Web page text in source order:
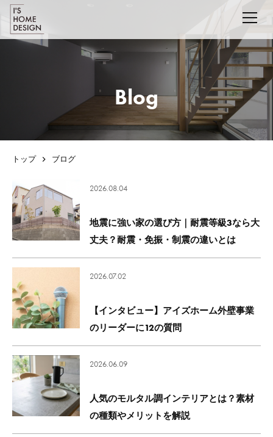
Blog
トップ ブログ
2026.08.04
地震に強い家の選び方｜耐震等級3なら大
丈夫？耐震・免振・制震の違いとは
2026.07.02
【インタビュー】アイズホーム外壁事業
のリーダーに12の質問
2026.06.09
人気のモルタル調インテリアとは？素材
の種類やメリットを解説